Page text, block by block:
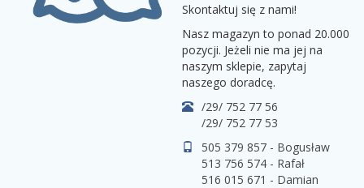
Skontaktuj się z nami!
Nasz magazyn to ponad 20.000
pozycji. Jeżeli nie ma jej na
naszym sklepie, zapytaj
naszego doradcę.
/29/ 752 77 56
/29/ 752 77 53
505 379 857 - Bogusław
513 756 574 - Rafał
516 015 671 - Damian